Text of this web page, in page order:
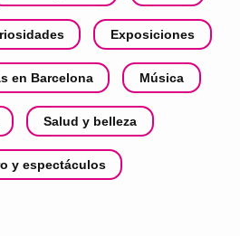
Exposiciones
en Barcelona Música
Salud y belleza
y espectáculos